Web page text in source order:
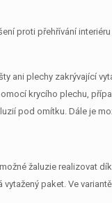
proti přehřívání interiéru
ani plechy zakrývající
krycího plechu,
pod omítku. Dále je
žaluzie realizovat
paket. Ve